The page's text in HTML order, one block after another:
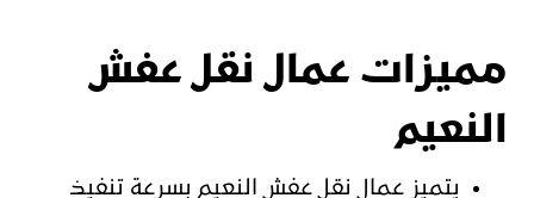
مميزات عمال نقل عفش
النعيم
يتميز عمال نقل عفش النعيم بسرعة تنفيذ